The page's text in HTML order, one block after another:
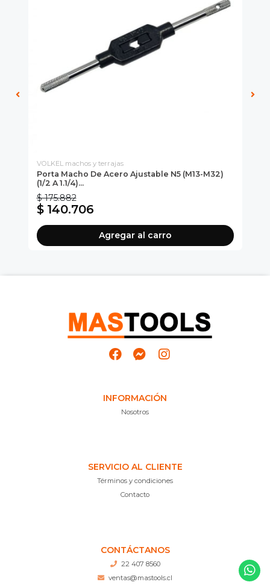
VOLKEL machos y terrajas
Porta Macho De Acero Ajustable N5 (M13-M32)
(1/2 A 1.1/4)...
$ 175.882
$ 140.706
Agregar al carro
INFORMACIÓN
Nosotros
SERVICIO AL CLIENTE
Términos y condiciones
Contacto
CONTÁCTANOS
22 407 8560
ventas@mastools.cl